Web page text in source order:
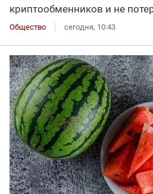
криптообменников и не
Общество сегодня, 10:43